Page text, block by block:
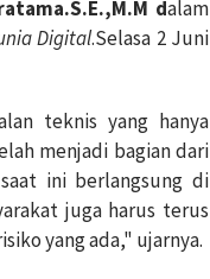
dalam
Digital.Selasa 2 Juni
teknis yang hanya
menjadi bagian dari
ini berlangsung di
juga harus terus
yang ada," ujarnya.